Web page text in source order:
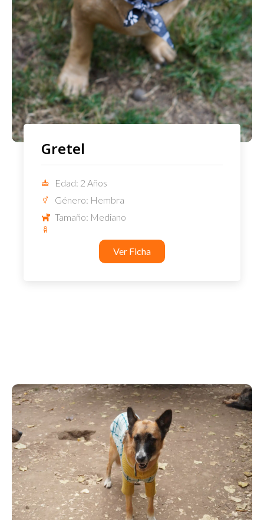
Gretel
Edad: 2 Años
Género: Hembra
Tamaño: Mediano
Ver Ficha